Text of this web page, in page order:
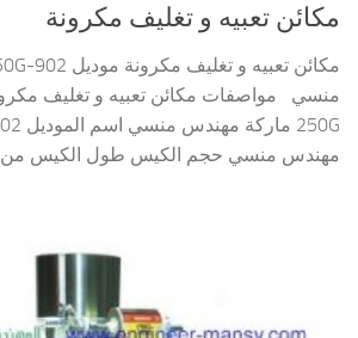
مكائن تعبيه و تغليف مكرونة
مهندس منسي حجم الكيس طول الكيس من 5...